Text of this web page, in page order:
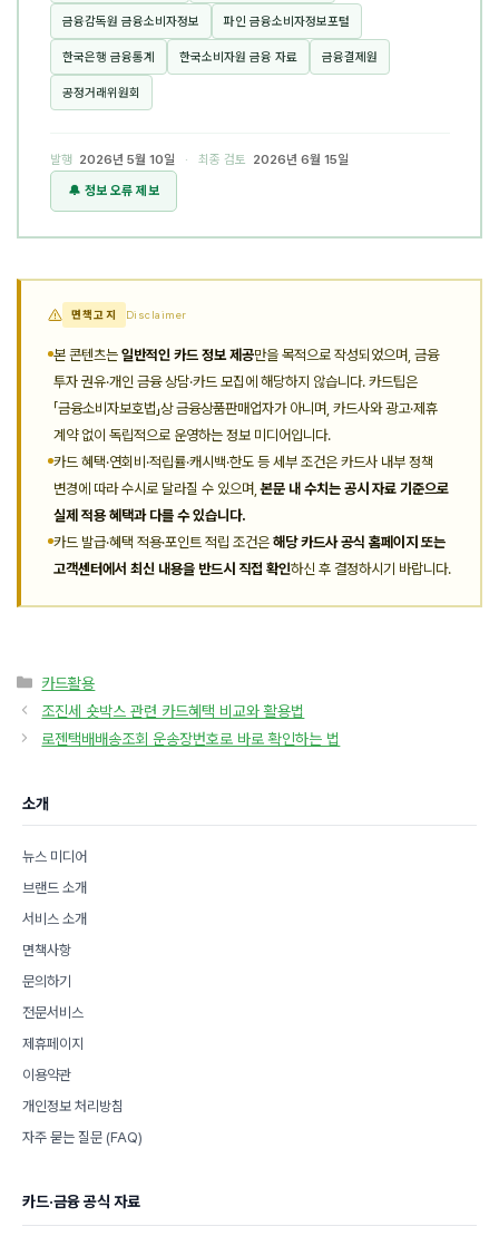
금융감독원 금융소비자정보 파인 금융소비자정보포털
한국은행 금융통계 한국소비자원 금융 자료 금융결제원
공정거래위원회
발행 2026년 5월 10일 · 최종 검토 2026년 6월 15일
🔔 정보 오류 제보
면책고지 Disclaimer
본 콘텐츠는 일반적인 카드 정보 제공만을 목적으로 작성되었으며, 금융
투자 권유·개인 금융 상담·카드 모집에 해당하지 않습니다. 카드팁은
「금융소비자보호법」상 금융상품판매업자가 아니며, 카드사와 광고·제휴
계약 없이 독립적으로 운영하는 정보 미디어입니다.
카드 혜택·연회비·적립률·캐시백·한도 등 세부 조건은 카드사 내부 정책
변경에 따라 수시로 달라질 수 있으며,본문 내 수치는 공시 자료 기준으로
실제 적용 혜택과 다를 수 있습니다.
카드 발급·혜택 적용·포인트 적립 조건은 해당 카드사 공식 홈페이지 또는
고객센터에서 최신 내용을 반드시 직접 확인하신 후 결정하시기 바랍니다.
카
테
리
카드활용
조진세 숏박스 관련 카드혜택 비교와 활용법
로젠택배배송조회 운송장번호로 바로 확인하는 법
소개
뉴스 미디어
브랜드 소개
서비스 소개
면책사항
문의하기
전문서비스
제휴페이지
이용약관
개인정보 처리방침
자주 묻는 질문 (FAQ)
카드·금융 공식 자료